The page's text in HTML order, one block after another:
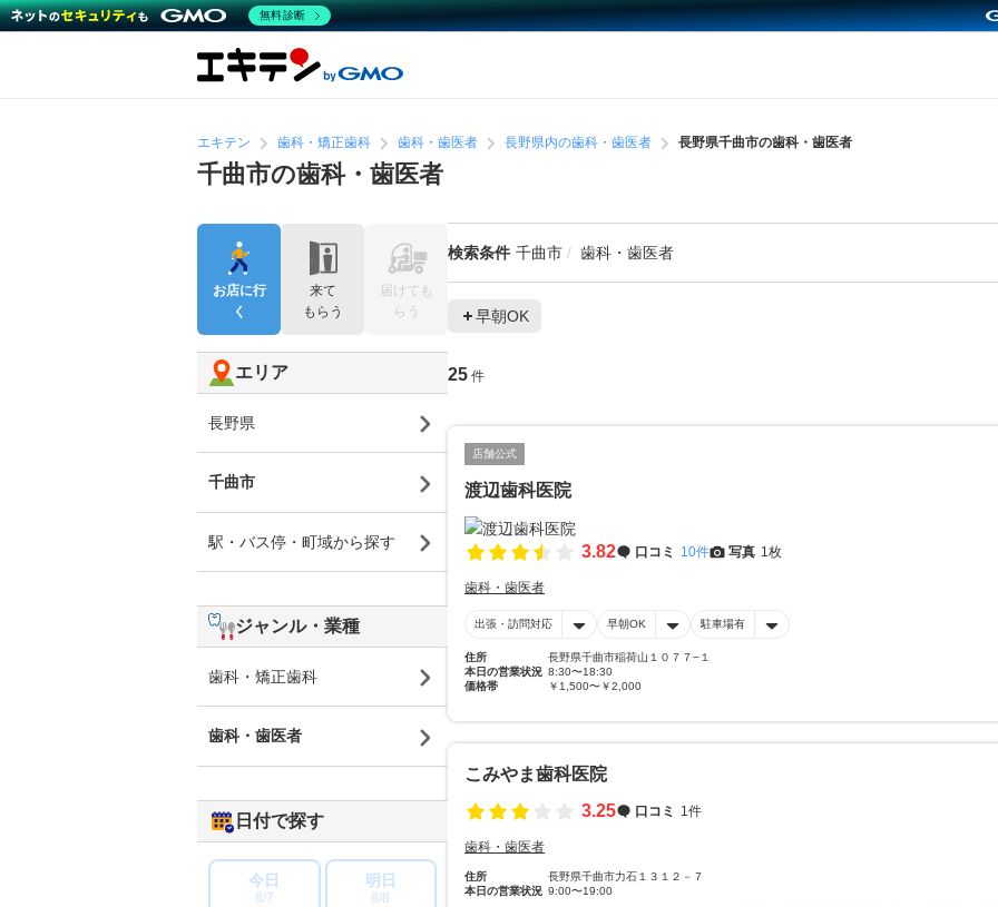
エキテン 歯科・矯正歯科 歯科・歯医者 長野県内の歯科・歯医者 長野県千曲市の歯科・歯医者
千曲市の歯科・歯医者
検索条件 千曲市 歯科・歯医者
早朝OK
25 件
店舗公式
渡辺歯科医院
3.82 口コミ 10件 写真 1枚
歯科・歯医者
出張・訪問対応 早朝OK 駐車場有
住所
長野県千曲市稲荷山１０７７−１
本日の営業状況 8:30〜18:30
価格帯
￥1,500〜￥2,000
こみやま歯科医院
3.25
口コミ 1件
歯科・歯医者
住所
長野県千曲市力石１３１２－７
本日の営業状況 9:00〜19:00
お店に行
く
来て
もらう
届けても
らう
エリア
長野県
千曲市
駅・バス停・町域から探す
ジャンル・業種
歯科・矯正歯科
歯科・歯医者
日付で探す
今日
8/7
明日
8/8
無料診断